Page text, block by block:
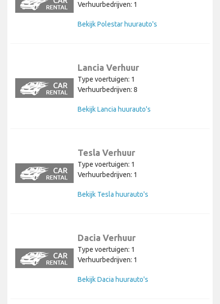
Verhuurbedrijven: 1
Bekijk Polestar huurauto's
Lancia Verhuur
Type voertuigen: 1
Verhuurbedrijven: 8
Bekijk Lancia huurauto's
Tesla Verhuur
Type voertuigen: 1
Verhuurbedrijven: 1
Bekijk Tesla huurauto's
Dacia Verhuur
Type voertuigen: 1
Verhuurbedrijven: 1
Bekijk Dacia huurauto's